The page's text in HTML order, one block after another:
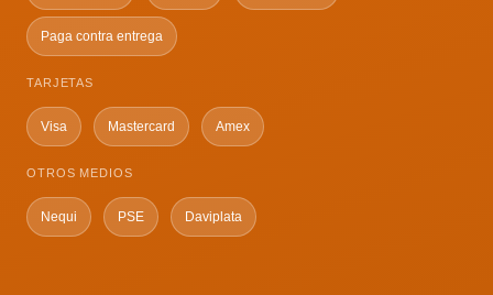
Paga contra entrega
TARJETAS
Visa Mastercard Amex
OTROS MEDIOS
Nequi PSE Daviplata